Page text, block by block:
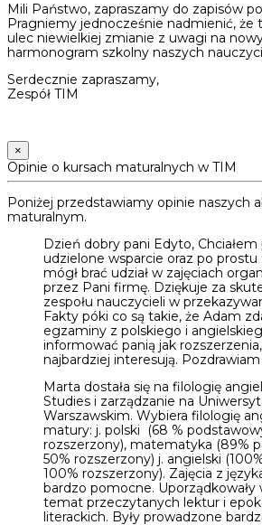
Mili Państwo, zapraszamy do zapisów
Pragniemy jednocześnie nadmienić,
ulec niewielkiej zmianie z uwagi na
harmonogram szkolny naszych
Serdecznie zapraszamy,
Zespół TIM
×
Opinie o kursach maturalnych w TIM
Poniżej przedstawiamy opinie naszych
maturalnym.
Dzień dobry pani Edyto,
udzielone wsparcie oraz po prostu
mógł brać udział w zajęciach
przez Pani firmę. Dziękuje za
zespołu nauczycieli w
Fakty póki co są takie, że Adam
egzaminy z polskiego i
informować panią jak
najbardziej interesują.
Marta dostała się na filologię
Studies i zarządzanie na
Warszawskim. Wybiera filologię
matury: j. polski (68 %
rozszerzony), matematyka (89%
50% rozszerzony) j. angielski
100% rozszerzony). Zajęcia z
bardzo pomocne. Uporządkowały
temat przeczytanych lektur i
literackich. Były prowadzone